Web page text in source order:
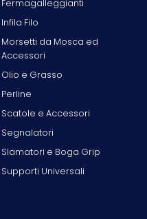
Fermagalleggianti
Infila Filo
Morsetti da Mosca ed
Accessori
Olio e Grasso
Perline
Scatole e Accessori
Segnalatori
Slamatori e Boga Grip
Supporti Universali